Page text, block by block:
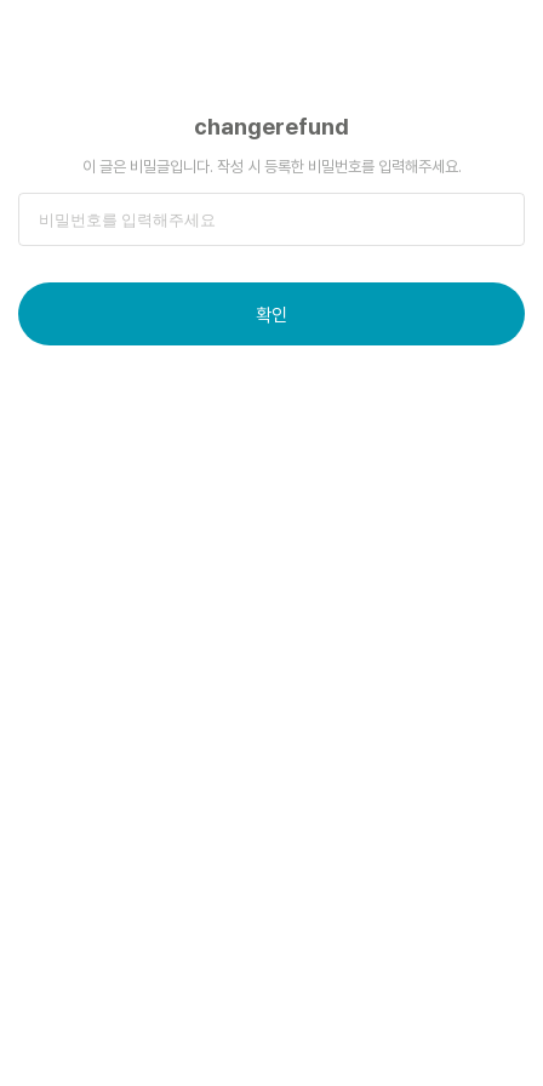
changerefund
이 글은 비밀글입니다. 작성 시 등록한 비밀번호를 입력해주세요.
확인